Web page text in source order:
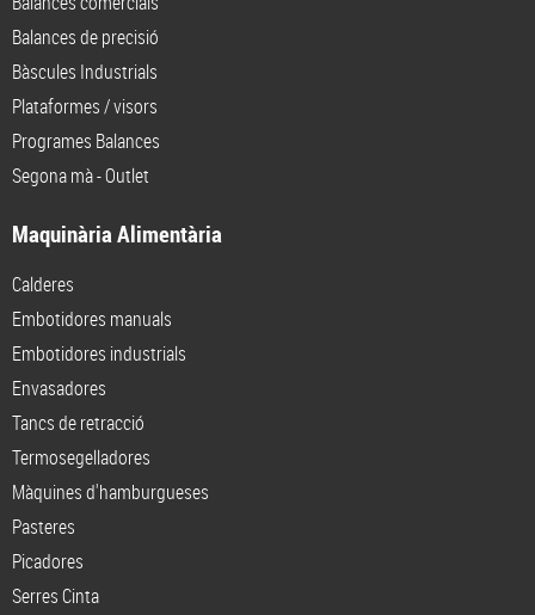
Balances de precisió
Bàscules Industrials
Plataformes / visors
Programes Balances
Segona mà - Outlet
Maquinària Alimentària
Calderes
Embotidores manuals
Embotidores industrials
Envasadores
Tancs de retracció
Termosegelladores
Màquines d'hamburgueses
Pasteres
Picadores
Serres Cinta